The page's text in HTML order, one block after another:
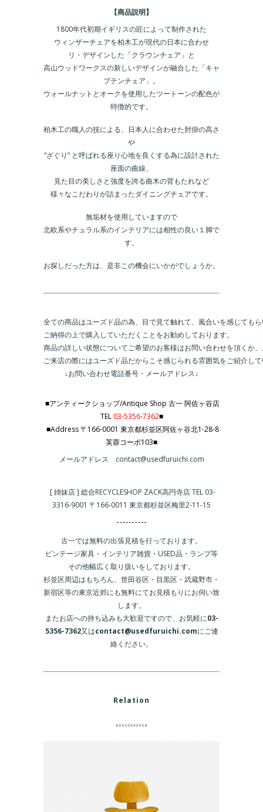
【商品説明】
1800年代初期イギリスの匠によって制作された
ウィンザーチェアを柏木工が現代の日本に合わせ
リ・デザインした「クラウンチェア」と
高山ウッドワークスの新しいデザインが融合した「キャ
プテンチェア」。
ウォールナットとオークを使用したツートーンの配色が
特徴的です。
柏木工の職人の技による、日本人に合わせた肘掛の高さ
や
“ざぐり” と呼ばれる座り心地を良くする為に設計された
座面の曲線、
見た目の美しさと強度を誇る曲木の背もたれなど
様々なこだわりが詰まったダイニングチェアです。
無垢材を使用していますので
北欧系やチュラル系のインテリアには相性の良い１脚で
す。
お探しだった方は、是非この機会にいかがでしょうか。
全ての商品はユーズド品の為、目で見て触れて、風合いを感じても
ご納得の上で購入していただくことをお勧めしております。
商品の詳しい状態についてご希望のお客様はお問い合わせを頂くか
ご来店の際にはユーズド品だからこそ感じられる雰囲気をご紹介し
↓お問い合わせ電話番号・メールアドレス↓
■アンティークショップ/Antique Shop 古一 阿佐ヶ谷店
TEL03-5356-7362■
■Address 〒166-0001 東京都杉並区阿佐ヶ谷北1-28-8
芙蓉コーポ103■
メールアドレス contact@usedfuruichi.com
[ 姉妹店 ] 総合RECYCLESHOP ZACK高円寺店 TEL 03-
3316-9001 〒166-0011 東京都杉並区梅里2-11-15
古一では無料の出張見積を行っております。
ビンテージ家具・インテリア雑貨・USED品・ランプ等
その他幅広く取り扱いをしております。
杉並区周辺はもちろん、世田谷区・目黒区・武蔵野市・
新宿区等の東京近郊にも無料にてお見積もりにお伺い致
します。
またお店への持ち込みも大歓迎ですので、お気軽に03-
5356-7362又はcontact@usedfuruichi.comにご連
絡ください。
Relation